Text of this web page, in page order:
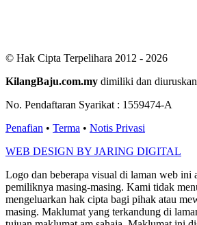
© Hak Cipta Terpelihara 2012 - 2026
KilangBaju.com.my dimiliki dan
No. Pendaftaran Syarikat : 1559474-A
Penafian • Terma • Notis Privasi
WEB DESIGN BY JARING DIGITAL
Logo dan beberapa visual di laman web ini
pemiliknya masing-masing. Kami tidak
mengeluarkan hak cipta bagi pihak atau
masing. Maklumat yang terkandung di